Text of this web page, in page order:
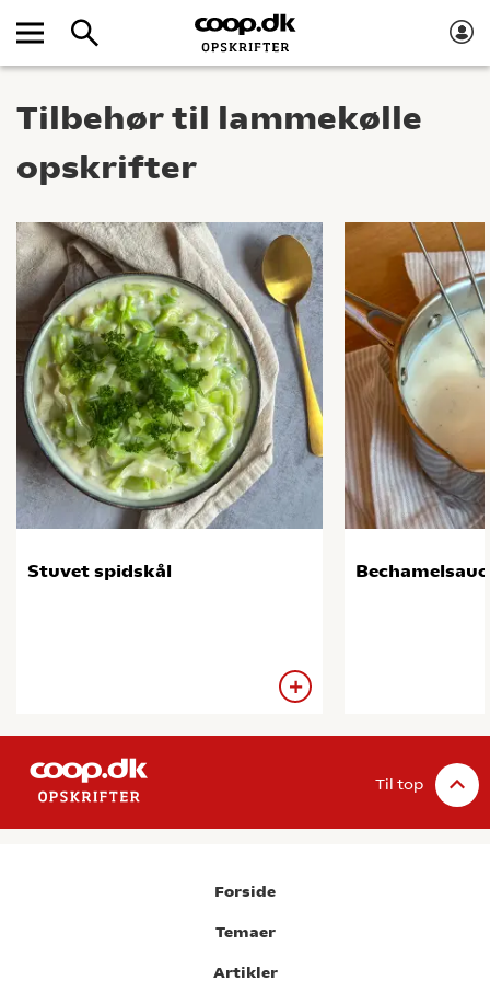
Tilbehør til lammekølle
opskrifter
Stuvet spidskål
Til top
Forside
Temaer
Artikler